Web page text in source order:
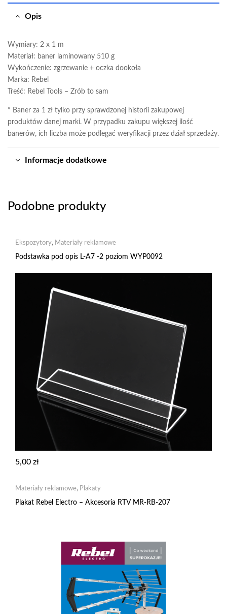
Opis
Wymiary: 2 x 1 m
Materiał: baner laminowany 510 g
Wykończenie: zgrzewanie + oczka dookoła
Marka: Rebel
Treść: Rebel Tools – Zrób to sam
* Baner za 1 zł tylko przy sprawdzonej historii zakupowej
produktów danej marki. W przypadku zakupu większej ilość
banerów, ich liczba może podlegać weryfikacji przez dział sprzedaży.
Informacje dodatkowe
Podobne produkty
Ekspozytory, Materiały reklamowe
Podstawka pod opis L-A7 -2 poziom WYP0092
5,00 zł
Materiały reklamowe, Plakaty
Plakat Rebel Electro – Akcesoria RTV MR-RB-207